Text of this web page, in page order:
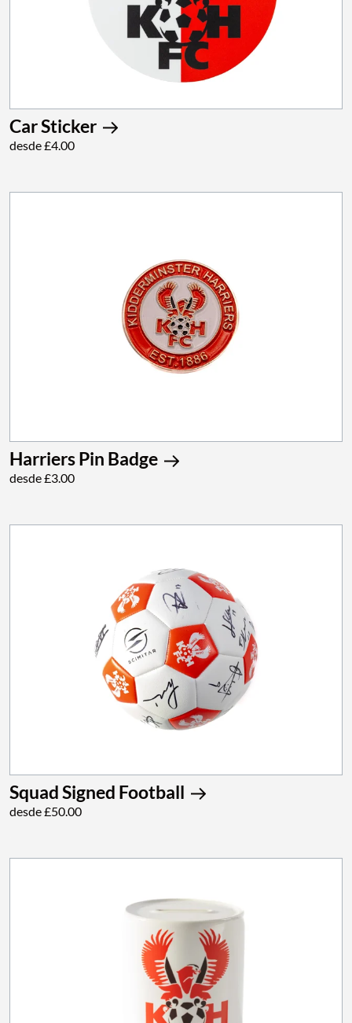
Car Sticker
desde £4.00
Harriers Pin Badge
desde £3.00
Squad Signed Football
desde £50.00